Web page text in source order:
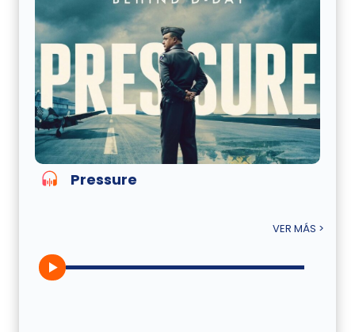
Pressure
VER MÁS >